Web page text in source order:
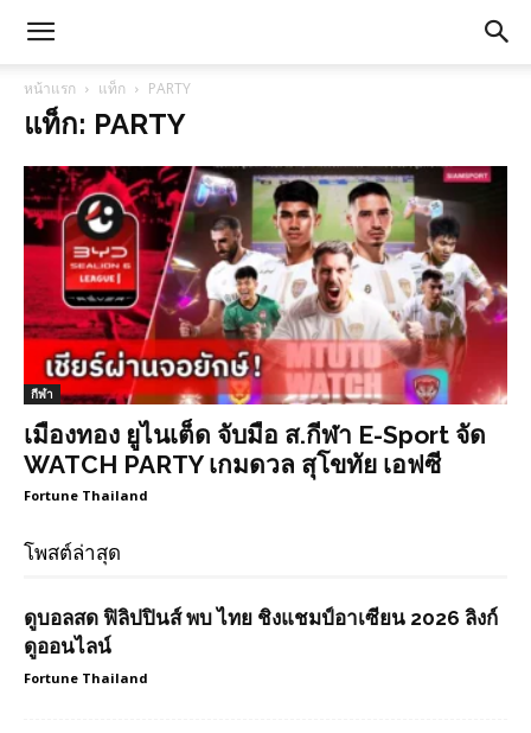
หน้าแรก แท็ก PARTY
แท็ก: PARTY
กีฬา
เมืองทอง ยูไนเต็ด จับมือ ส.กีฬา E-Sport จัด
WATCH PARTY เกมดวล สุโขทัย เอฟซี
Fortune Thailand
โพสต์ล่าสุด
ดูบอลสด ฟิลิปปินส์ พบ ไทย ชิงแชมป์อาเซียน 2026 ลิงก์
ดูออนไลน์
Fortune Thailand